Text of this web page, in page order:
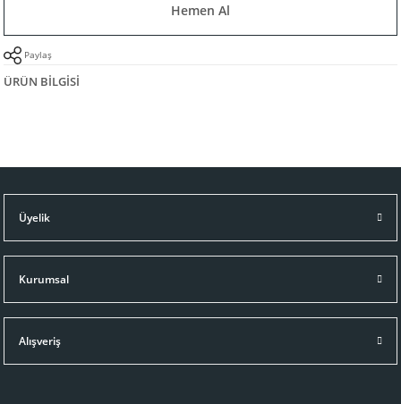
Hemen Al
Paylaş
ÜRÜN BILGISI
Üyelik
Kurumsal
Alışveriş